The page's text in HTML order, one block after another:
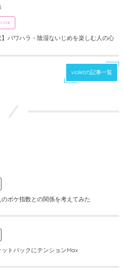
】パワハラ・陰湿ないじめを楽しむ人の心
violetの記事一覧
のボケ指数との関係を考えてみた
ットバックにテンションMax